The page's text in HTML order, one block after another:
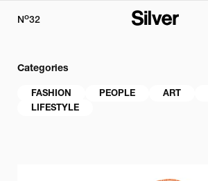
No32
Categories
FASHION PEOPLE ART
LIFESTYLE